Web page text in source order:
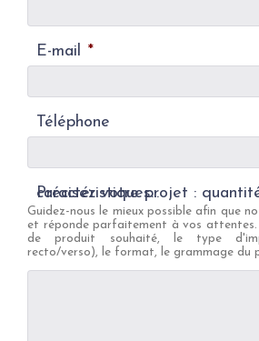
E-mail *
Téléphone
Précisez votre projet : quantités, caractéristiques...
Guidez-nous le mieux possible afin que
et réponde parfaitement à vos attentes.
de produit souhaité, le type
recto/verso), le format, le grammage du